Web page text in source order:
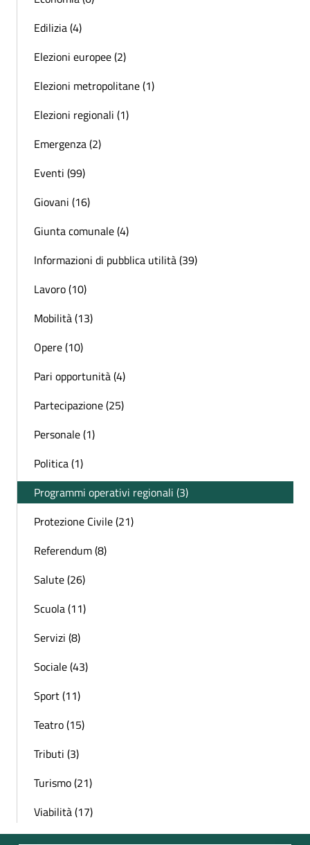
Edilizia (4)
Elezioni europee (2)
Elezioni metropolitane (1)
Elezioni regionali (1)
Emergenza (2)
Eventi (99)
Giovani (16)
Giunta comunale (4)
Informazioni di pubblica utilità (39)
Lavoro (10)
Mobilità (13)
Opere (10)
Pari opportunità (4)
Partecipazione (25)
Personale (1)
Politica (1)
Programmi operativi regionali (3)
Protezione Civile (21)
Referendum (8)
Salute (26)
Scuola (11)
Servizi (8)
Sociale (43)
Sport (11)
Teatro (15)
Tributi (3)
Turismo (21)
Viabilità (17)